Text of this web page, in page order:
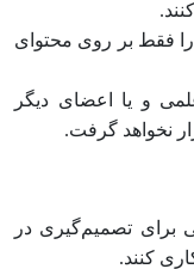
را فقط بر روی محتوای
و یا اعضای دیگر
نخواهد گرفت.
برای تصمیم‌گیری در
کنند.